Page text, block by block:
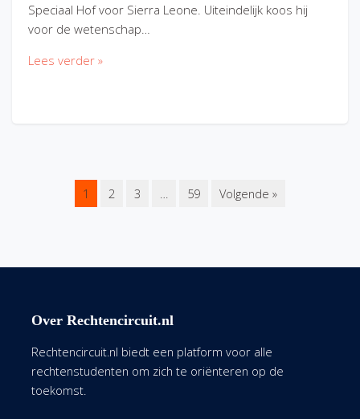
Speciaal Hof voor Sierra Leone. Uiteindelijk koos hij
voor de wetenschap…
Lees verder »
1 2 3 … 59 Volgende »
Over Rechtencircuit.nl
Rechtencircuit.nl biedt een platform voor alle
rechtenstudenten om zich te oriënteren op de
toekomst.